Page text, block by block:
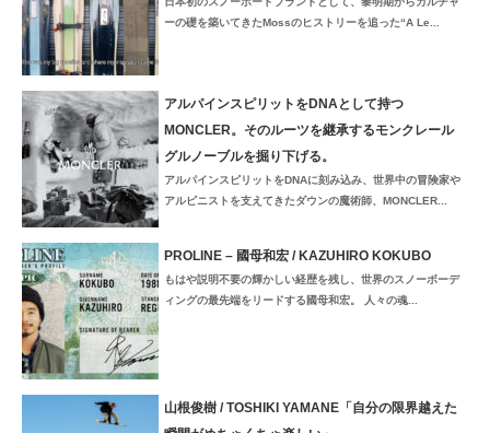
ーの礎を築いてきたMossのヒストリーを追った“A Le...
アルパインスピリットをDNAとして持つ
MONCLER。そのルーツを継承するモンクレール
グルノーブルを掘り下げる。
アルパインスピリットをDNAに刻み込み、世界中の冒険家や
アルピニストを支えてきたダウンの魔術師、MONCLER...
PROLINE – 國母和宏 / KAZUHIRO KOKUBO
もはや説明不要の輝かしい経歴を残し、世界のスノーボーデ
ィングの最先端をリードする國母和宏。 人々の魂...
山根俊樹 / TOSHIKI YAMANE「自分の限界越えた